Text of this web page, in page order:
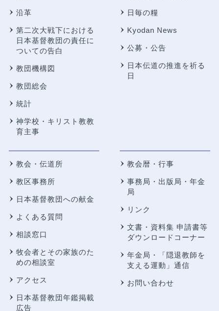
沿革
第二次大戦下における
日本基督教団の責任に
ついての告白
教団機構図
教団総会
統計
神学校・キリスト教教
育主事
日毎の糧
Kyodan News
公募・公告
日本伝道の推進を祈る
日
教会・伝道所
教区事務所
日本基督教団への献金
よくある質問
相談窓口
牧会者とその家族のた
めの相談室
アクセス
日本基督教団年鑑掲載
広告
教会暦・行事
事務局・出版局・年金
局
リンク
文書・資料集 申請書等
ダウンロードコーナー
年金局・
「隠退教師を
支える運動」通信
お問い合わせ